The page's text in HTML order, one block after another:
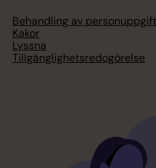
Behandling av
Kakor
Lyssna
Tillgänglighetsredogörelse